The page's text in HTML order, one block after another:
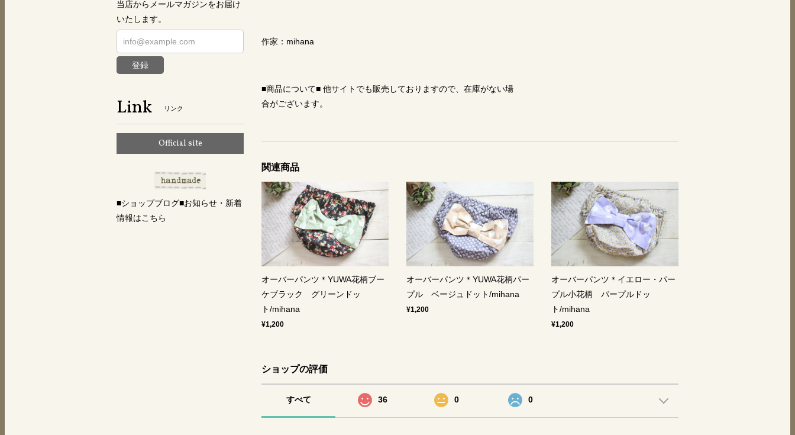
作家：mihana
■商品について■ 他サイトでも販売しておりますので、在庫がない場
合がございます。
関連商品
オーバーパンツ＊YUWA花柄ブー
ケブラック グリーンドッ
ト/mihana
¥1,200
オーバーパンツ＊YUWA花柄パー
プル ベージュドット/mihana
¥1,200
オーバーパンツ＊イエロー・パー
プル小花柄 パープルドッ
ト/mihana
¥1,200
ショップの評価
すべて 36 0 0
当店からメールマガジンをお届け
いたします。
登録
Link リンク
Official site
■ショップブログ■お知らせ・新着
情報はこちら